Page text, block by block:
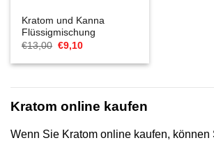
Kratom und Kanna
Flüssigmischung
€13,00 Ursprünglicher
Preis
war:
€9,10Aktueller
ist:
Kratom online kaufen
Wenn Sie Kratom online kaufen, können